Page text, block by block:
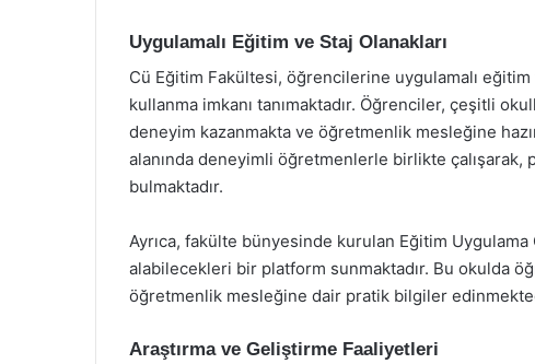
Uygulamalı Eğitim ve Staj Olanakları
Cü Eğitim Fakültesi, öğrencilerine uygulamalı
kullanma imkanı tanımaktadır. Öğrenciler, çeşitli
deneyim kazanmakta ve öğretmenlik mesleğine
alanında deneyimli öğretmenlerle birlikte çalışarak,
bulmaktadır.
Ayrıca, fakülte bünyesinde kurulan Eğitim
alabilecekleri bir platform sunmaktadır. Bu okulda
öğretmenlik mesleğine dair pratik bilgiler
Araştırma ve Geliştirme Faaliyetleri